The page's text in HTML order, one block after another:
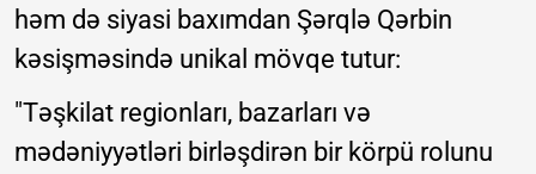
həm də siyasi baxımdan Şərqlə Qərbin
kəsişməsində unikal mövqe tutur:
"Təşkilat regionları, bazarları və
mədəniyyətləri birləşdirən bir körpü rolunu